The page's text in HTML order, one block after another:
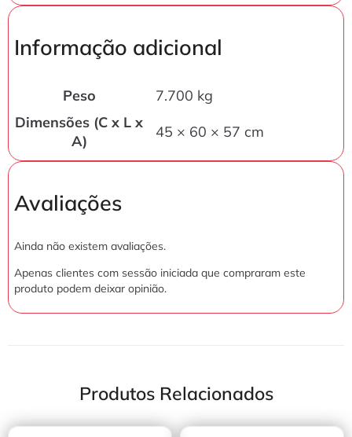
Informação adicional
Peso
7.700 kg
Dimensões (C x L x
A)
45 × 60 × 57 cm
Avaliações
Ainda não existem avaliações.
Apenas clientes com sessão iniciada que compraram este
produto podem deixar opinião.
Produtos Relacionados